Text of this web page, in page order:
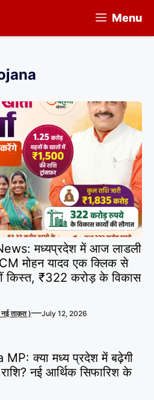
Menu
मध्यप्रदेश में आज लाडली
CM मोहन यादव एक क्लिक से
किस्त, ₹322 करोड़ के विकास
नई ताक़त )—July 12, 2026
क्या मध्य प्रदेश में बढ़ेगी
नई आर्थिक सिफारिश के